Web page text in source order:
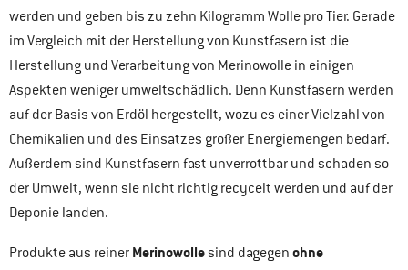
werden und geben bis zu zehn Kilogramm Wolle pro Tier. Gerade
im Vergleich mit der Herstellung von Kunstfasern ist die
Herstellung und Verarbeitung von Merinowolle in einigen
Aspekten weniger umweltschädlich. Denn Kunstfasern werden
auf der Basis von Erdöl hergestellt, wozu es einer Vielzahl von
Chemikalien und des Einsatzes großer Energiemengen bedarf.
Außerdem sind Kunstfasern fast unverrottbar und schaden so
der Umwelt, wenn sie nicht richtig recycelt werden und auf der
Deponie landen.
Produkte aus reiner Merinowollesind dagegen ohne